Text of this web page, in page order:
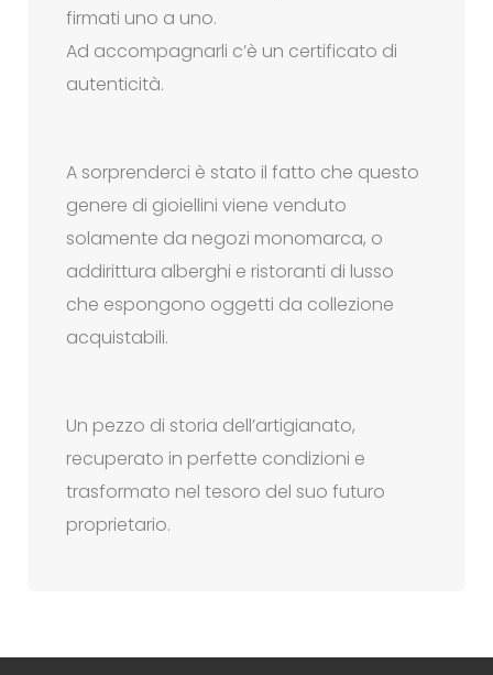
firmati uno a uno.
Ad accompagnarli c’è un certificato di
autenticità.
A sorprenderci è stato il fatto che questo
genere di gioiellini viene venduto
solamente da negozi monomarca, o
addirittura alberghi e ristoranti di lusso
che espongono oggetti da collezione
acquistabili.
Un pezzo di storia dell’artigianato,
recuperato in perfette condizioni e
trasformato nel tesoro del suo futuro
proprietario.